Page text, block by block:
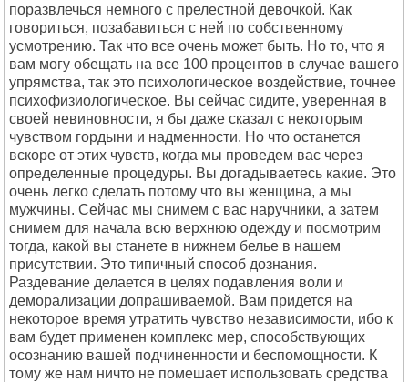
поразвлечься немного с прелестной девочкой. Как
говориться, позабавиться с ней по собственному
усмотрению. Так что все очень может быть. Но то, что я
вам могу обещать на все 100 процентов в случае вашего
упрямства, так это психологическое воздействие, точнее
психофизиологическое. Вы сейчас сидите, уверенная в
своей невиновности, я бы даже сказал с некоторым
чувством гордыни и надменности. Но что останется
вскоре от этих чувств, когда мы проведем вас через
определенные процедуры. Вы догадываетесь какие. Это
очень легко сделать потому что вы женщина, а мы
мужчины. Сейчас мы снимем с вас наручники, а затем
снимем для начала всю верхнюю одежду и посмотрим
тогда, какой вы станете в нижнем белье в нашем
присутствии. Это типичный способ дознания.
Раздевание делается в целях подавления воли и
деморализации допрашиваемой. Вам придется на
некоторое время утратить чувство независимости, ибо к
вам будет применен комплекс мер, способствующих
осознанию вашей подчиненности и беспомощности. К
тому же нам ничто не помешает использовать средства